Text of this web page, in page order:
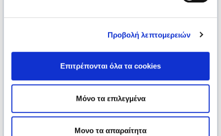
Προβολή λεπτομερειών
Επιτρέπονται όλα τα cookies
Μόνο τα επιλεγμένα
Μονο τα απαραίτητα